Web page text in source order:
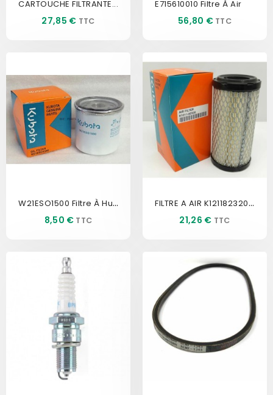
CARTOUCHE FILTRANTE...
Prix
27,85 €
E715610010 Filtre À Air
Prix
56,80 €
W21ESO1500 Filtre À Huile...
Prix
8,50 €
FILTRE A AIR K121182320 KUBOTA
Prix
21,26 €